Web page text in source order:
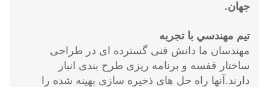
جهان.
تيم مهندسي با تجربه
مهندسان ما دانش فنی گسترده ای در طراحی
ساختار قفسه و برنامه ریزی طرح بندی انبار
دارند.آنها راه حل های ذخیره سازی بهینه شده را